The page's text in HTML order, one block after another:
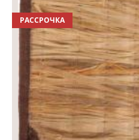
РАССРОЧКА